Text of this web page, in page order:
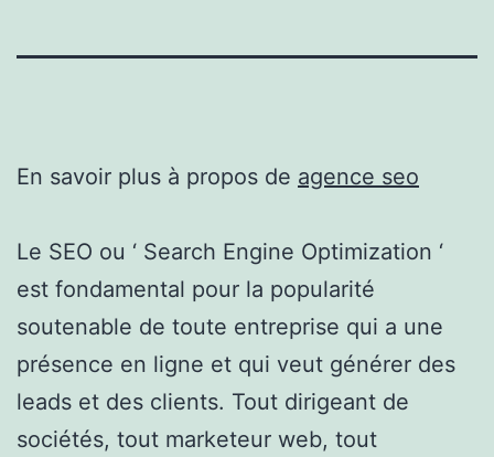
En savoir plus à propos de agence seo
Le SEO ou ‘ Search Engine Optimization ‘
est fondamental pour la popularité
soutenable de toute entreprise qui a une
présence en ligne et qui veut générer des
leads et des clients. ​Tout dirigeant de
sociétés, tout marketeur web, tout